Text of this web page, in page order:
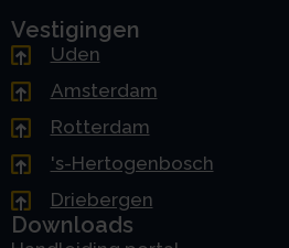
Vestigingen
Uden
Amsterdam
Rotterdam
's-Hertogenbosch
Driebergen
Downloads